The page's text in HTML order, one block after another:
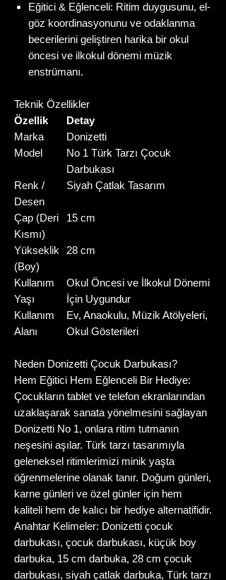
Eğitici & Eğlenceli: Ritim duygusunu, el-
göz koordinasyonunu ve odaklanma
becerilerini geliştiren harika bir okul
öncesi ve ilkokul dönemi müzik
enstrümanı.
Teknik Özellikler
Özellik
Detay
Marka
Donizetti
Model
No 1 Türk Tarzı Çocuk
Darbukası
Renk /
Desen
Siyah Çatlak Tasarım
Çap (Deri
Kısmı)
15 cm
Yükseklik
(Boy)
28 cm
Kullanım
Yaşı
Okul Öncesi ve İlkokul Dönemi
İçin Uygundur
Kullanım
Alanı
Ev, Anaokulu, Müzik Atölyeleri,
Okul Gösterileri
Neden Donizetti Çocuk Darbukası?
Hem Eğitici Hem Eğlenceli Bir Hediye:
Çocukların tablet ve telefon ekranlarından
uzaklaşarak sanata yönelmesini sağlayan
Donizetti No 1, onlara ritim tutmanın
neşesini aşılar. Türk tarzı tasarımıyla
geleneksel ritimlerimizi minik yaşta
öğrenmelerine olanak tanır. Doğum günleri,
karne günleri ve özel günler için hem
kaliteli hem de kalıcı bir hediye alternatifidir.
Anahtar Kelimeler: Donizetti çocuk
darbukası, çocuk darbukası, küçük boy
darbuka, 15 cm darbuka, 28 cm çocuk
darbukası, siyah çatlak darbuka, Türk tarzı